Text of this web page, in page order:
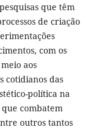
que têm
de criação
com os
aos
cotidianos das
política na
combatem
outros tantos